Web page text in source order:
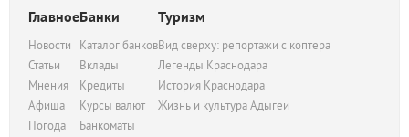
Главное
Новости
Статьи
Мнения
Афиша
Погода
Банки
Каталог банков
Вклады
Кредиты
Курсы валют
Банкоматы
Туризм
Вид сверху: репортажи с коптера
Легенды Краснодара
История Краснодара
Жизнь и культура Адыгеи